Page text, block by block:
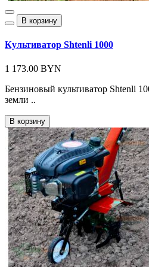
В корзину
Культиватор Shtenli 1000
1 173.00 BYN
Бензиновый культиватор Shtenli
земли ..
В корзину